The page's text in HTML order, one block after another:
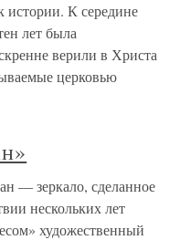
истории. К середине
лет была
верили в Христа
церковью
— зеркало, сделанное
нескольких лет
художественный